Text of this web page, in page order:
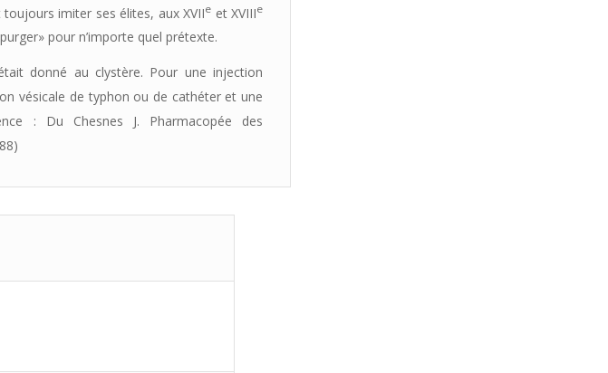
imiter ses élites, aux XVIIe et XVIIIe
pour n’importe quel prétexte.
donné au clystère. Pour une injection
vésicale de typhon ou de cathéter et une
: Du Chesnes J. Pharmacopée des